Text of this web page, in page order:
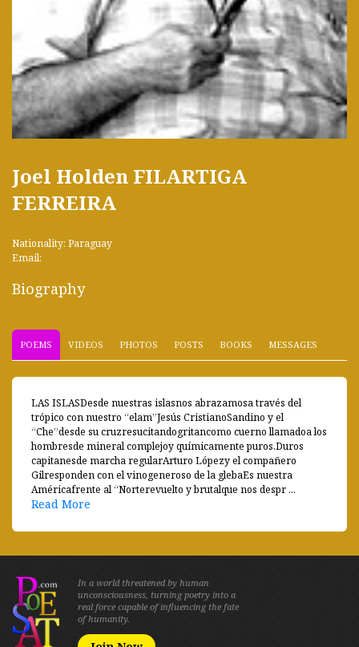
Joel Holden FILARTIGA
FERREIRA
Nationality: Paraguay
Email:
Biography
POEMS VIDEOS PHOTOS POSTS BOOKS MESSAGES
LAS ISLASDesde nuestras islasnos abrazamosa través del
trópico con nuestro “elam”Jesús CristianoSandino y el
“Che”desde su cruzresucitandogritancomo cuerno llamadoa los
hombresde mineral complejoy químicamente puros.Duros
capitanesde marcha regularArturo Lópezy el compañero
Gilresponden con el vinogeneroso de la glebaEs nuestra
Américafrente al “Norterevuelto y brutalque nos despr ...
Read More
In a world threatened by human
unconsciousness, turning poetry into a
real force capable of influencing the fate
of humanity.